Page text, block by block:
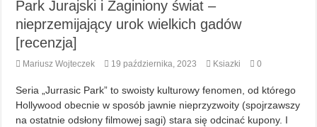
Najlepsze mangi dla dorosłych
Najciekawsze zapowiedzi komiksowe na 2023 rok
Park Jurajski i Zaginiony świat –
nieprzemijający urok wielkich gadów
[recenzja]
Mariusz Wojteczek 19 października, 2023 Ksiazki 0
Seria „Jurrasic Park” to swoisty kulturowy fenomen, od którego
Hollywood obecnie w sposób jawnie nieprzyzwoity (spojrzawszy
na ostatnie odsłony filmowej sagi) stara się odcinać kupony. I